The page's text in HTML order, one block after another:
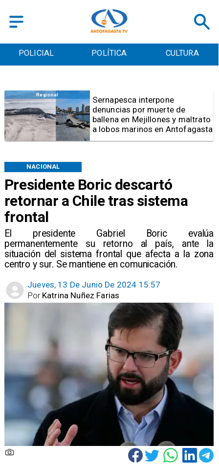
POLICIAL POLÍTICA CULTURA
Presidente Boric descartó
retornar a Chile tras sistema
frontal
El presidente Gabriel Boric evalúa
permanentemente su retorno al país, ante la
situación del sistema frontal que afecta a la zona
centro y sur. Se mantiene en comunicación.
NACIONAL
Jueves, 13 De Junio De 2024 15:57
Katrina Nuñez Farias
Por
Antofagasta
Fijan horarios de
funcionamiento para las
Ramadas de Antofagasta 2026